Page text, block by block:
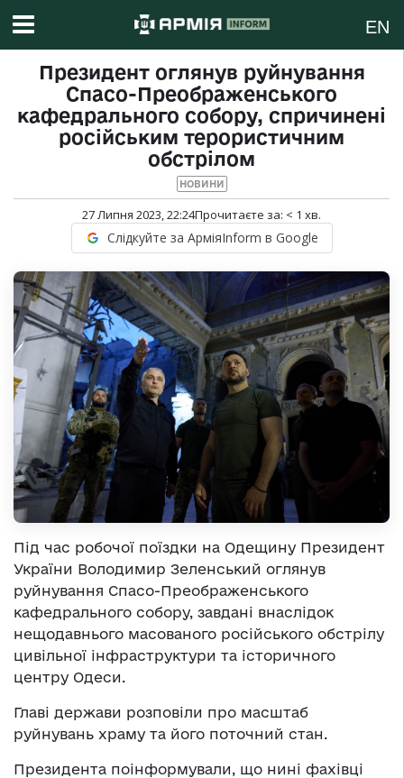
EN
Президент оглянув руйнування
Спасо-Преображенського
кафедрального собору, спричинені
російським терористичним
обстрілом
НОВИНИ
27 Липня 2023, 22:24Прочитаєте за: < 1 хв.
Слідкуйте за АрміяInform в Google
Під час робочої поїздки на Одещину Президент
України Володимир Зеленський оглянув
руйнування Спасо-Преображенського
кафедрального собору, завдані внаслідок
нещодавнього масованого російського обстрілу
цивільної інфраструктури та історичного
центру Одеси.
Главі держави розповіли про масштаб
руйнувань храму та його поточний стан.
Президента поінформували, що нині фахівці